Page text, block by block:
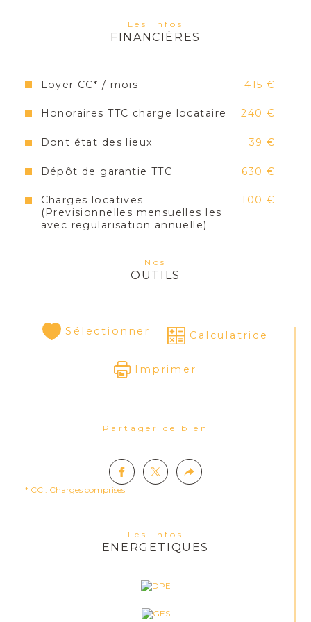
Les infos
FINANCIÈRES
Loyer CC* / mois 415 €
Honoraires TTC charge locataire 240 €
Dont état des lieux 39 €
Dépôt de garantie TTC 630 €
Charges locatives
(Previsionnelles mensuelles les
avec regularisation annuelle)
100 €
Nos
OUTILS
Sélectionner Calculatrice
Imprimer
Partager ce bien
* CC : Charges comprises
Les infos
ENERGETIQUES